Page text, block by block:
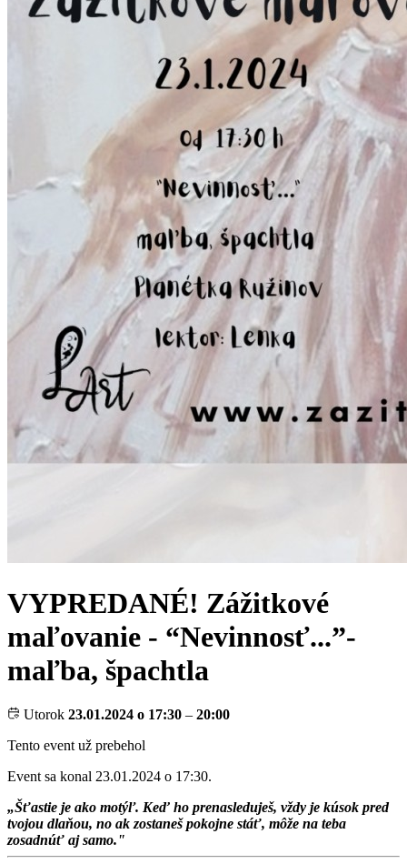
VYPREDANÉ! Zážitkové
maľovanie - “Nevinnosť...”-
maľba, špachtla
Utorok 23.01.2024 o 17:30 – 20:00
Tento event už prebehol
Event sa konal 23.01.2024 o 17:30.
„Šťastie je ako motýľ. Keď ho prenasleduješ, vždy je kúsok pred
tvojou dlaňou, no ak zostaneš pokojne stáť, môže na teba
zosadnúť aj samo."